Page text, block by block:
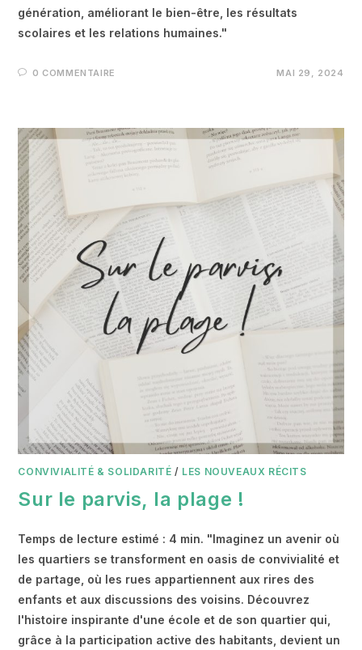
génération, améliorant le bien-être, les résultats
scolaires et les relations humaines."
0 COMMENTAIRE MAI 29, 2024
CONVIVIALITÉ & SOLIDARITÉ / LES NOUVEAUX RÉCITS
Sur le parvis, la plage !
Temps de lecture estimé : 4 min. "Imaginez un avenir où
les quartiers se transforment en oasis de convivialité et
de partage, où les rues appartiennent aux rires des
enfants et aux discussions des voisins. Découvrez
l'histoire inspirante d'une école et de son quartier qui,
grâce à la participation active des habitants, devient un